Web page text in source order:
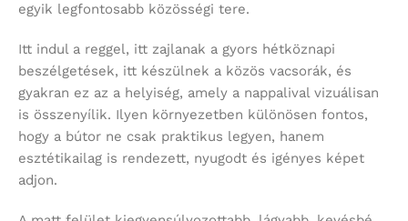
egyik legfontosabb közösségi tere.
Itt indul a reggel, itt zajlanak a gyors hétköznapi
beszélgetések, itt készülnek a közös vacsorák, és
gyakran ez az a helyiség, amely a nappalival vizuálisan
is összenyílik. Ilyen környezetben különösen fontos,
hogy a bútor ne csak praktikus legyen, hanem
esztétikailag is rendezett, nyugodt és igényes képet
adjon.